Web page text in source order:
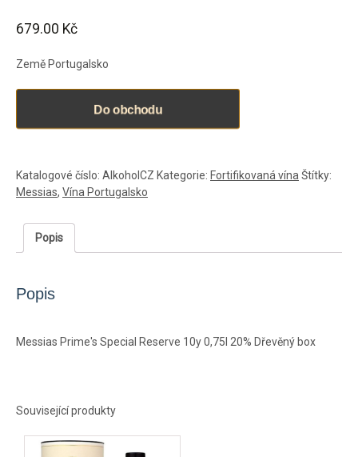
679.00 Kč
Země Portugalsko
Do obchodu
Katalogové číslo: AlkoholCZ Kategorie: Fortifikovaná vína Štítky:
Messias, Vína Portugalsko
Popis
Popis
Messias Prime's Special Reserve 10y 0,75l 20% Dřevěný box
Související produkty